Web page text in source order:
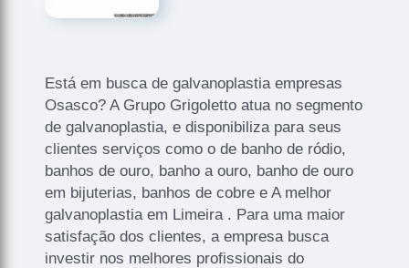
Está em busca de galvanoplastia empresas
Osasco? A Grupo Grigoletto atua no segmento
de galvanoplastia, e disponibiliza para seus
clientes serviços como o de banho de ródio,
banhos de ouro, banho a ouro, banho de ouro
em bijuterias, banhos de cobre e A melhor
galvanoplastia em Limeira . Para uma maior
satisfação dos clientes, a empresa busca
investir nos melhores profissionais do